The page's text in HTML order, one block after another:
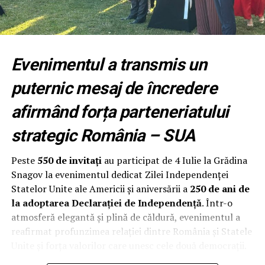
Fundația Națională a Tinerilor Manageri (FNTM)
organizează noua serie RPEP, un program construit
Quality Award, cu sprijinul RePatriot pentru atragerea
unor executivi români cu experiență internațională.
Programul începe cu un modul intensiv desfășurat la
București, urmat de opt luni de implementare și
mentorat. Participanții aplică metodologia direct în
propria organizație, își evaluează procesele, identifică
punctele forte și ariile de îmbunătățire și construiesc un
plan concret de creștere a performanței.
Programul se adresează directorilor generali,
antreprenorilor și managerilor cu responsabilitate
directă asupra performanței organizației și este deschis
medicale și organizațiilor din administrația publică.
Evenimentul a transmis un
puternic mesaj de încredere
afirmând forța parteneriatului
strategic România – SUA
Peste 550 de invitațiau participat de 4 Iulie la Grădina
Snagov la evenimentul dedicat Zilei Independenței
Statelor Unite ale Americii și aniversării a 250 de ani de
la adoptarea Declarației de Independență. Într-o
atmosferă elegantă și plină de căldură, evenimentul a
reafirmat profunzimea relației dintre România și Statele